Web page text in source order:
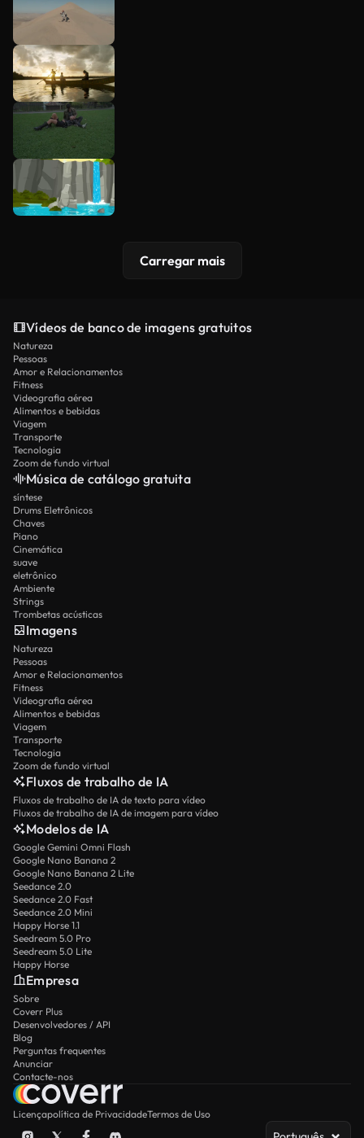
Carregar mais
Vídeos de banco de imagens gratuitos
Natureza
Pessoas
Amor e Relacionamentos
Fitness
Videografia aérea
Alimentos e bebidas
Viagem
Transporte
Tecnologia
Zoom de fundo virtual
Música de catálogo gratuita
síntese
Drums Eletrônicos
Chaves
Piano
Cinemática
suave
eletrônico
Ambiente
Strings
Trombetas acústicas
Imagens
Natureza
Pessoas
Amor e Relacionamentos
Fitness
Videografia aérea
Alimentos e bebidas
Viagem
Transporte
Tecnologia
Zoom de fundo virtual
Fluxos de trabalho de IA
Fluxos de trabalho de IA de texto para vídeo
Fluxos de trabalho de IA de imagem para vídeo
Modelos de IA
Google Gemini Omni Flash
Google Nano Banana 2
Google Nano Banana 2 Lite
Seedance 2.0
Seedance 2.0 Fast
Seedance 2.0 Mini
Happy Horse 1.1
Seedream 5.0 Pro
Seedream 5.0 Lite
Happy Horse
Empresa
Sobre
Coverr Plus
Desenvolvedores / API
Blog
Perguntas frequentes
Anunciar
Contacte-nos
Licençapolítica de PrivacidadeTermos de Uso